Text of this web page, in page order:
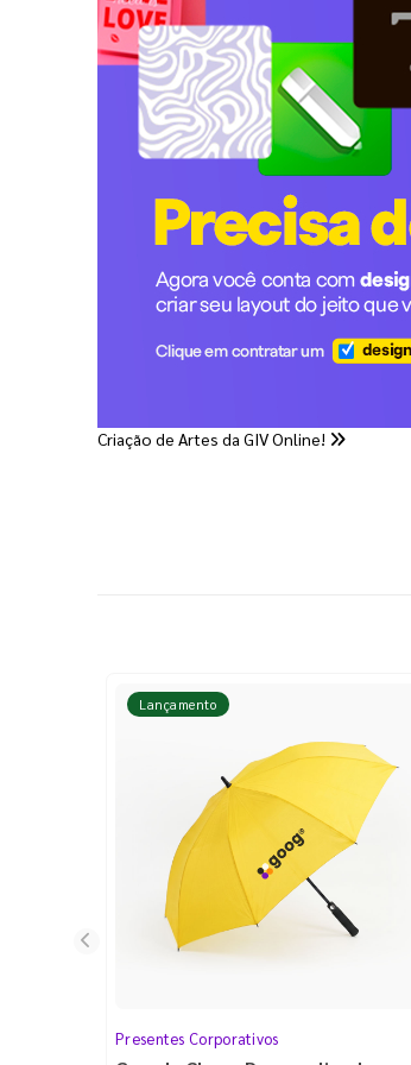
Criação de Artes da GIV Online!
Lançamento
Presentes Corporativos